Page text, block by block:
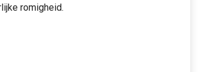
romigheid.